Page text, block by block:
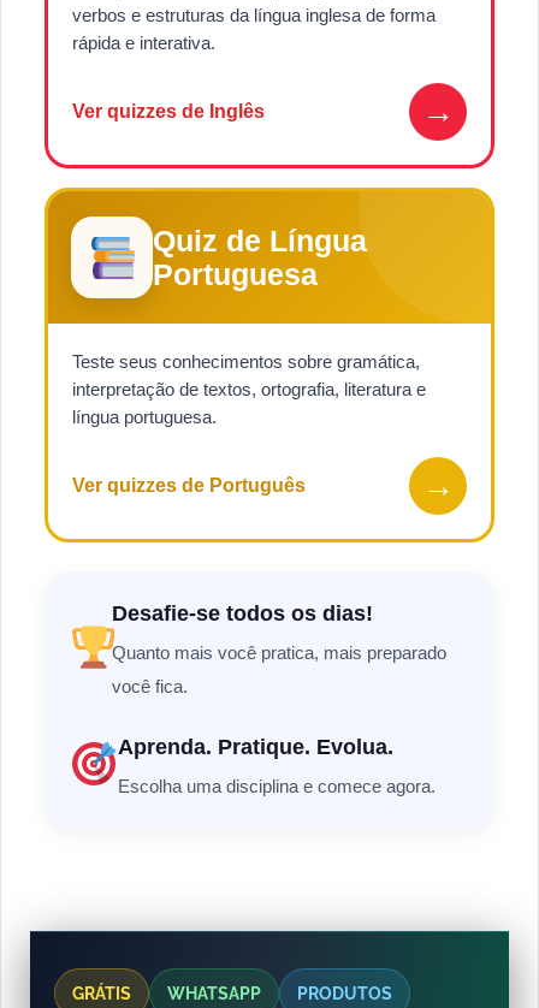
verbos e estruturas da língua inglesa de forma
rápida e interativa.
Ver quizzes de Inglês →
Quiz de Língua
Portuguesa
Teste seus conhecimentos sobre gramática,
interpretação de textos, ortografia, literatura e
língua portuguesa.
Ver quizzes de Português →
Desafie-se todos os dias!
Quanto mais você pratica, mais preparado
você fica.
Aprenda. Pratique. Evolua.
Escolha uma disciplina e comece agora.
GRÁTIS WHATSAPP PRODUTOS